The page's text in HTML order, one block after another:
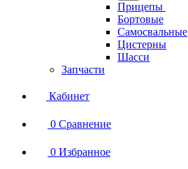
Прицепы
Бортовые
Самосвальные
Цистерны
Шасси
Запчасти
Кабинет
0 Сравнение
0 Избранное